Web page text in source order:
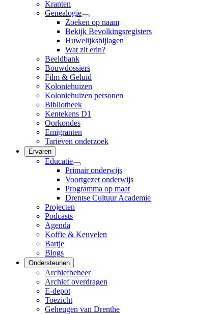
Kranten
Genealogie
Zoeken op naam
Bekijk Bevolkingsregisters
Huwelijksbijlagen
Wat zit erin?
Beeldbank
Bouwdossiers
Film & Geluid
Koloniehuizen
Koloniehuizen personen
Bibliotheek
Kentekens D1
Oorkondes
Emigranten
Tarieven onderzoek
Ervaren
Educatie
Primair onderwijs
Voortgezet onderwijs
Programma op maat
Drentse Cultuur Academie
Projecten
Podcasts
Agenda
Koffie & Keuvelen
Bartje
Blogs
Ondersteunen
Archiefbeheer
Archief overdragen
E-depot
Toezicht
Geheugen van Drenthe